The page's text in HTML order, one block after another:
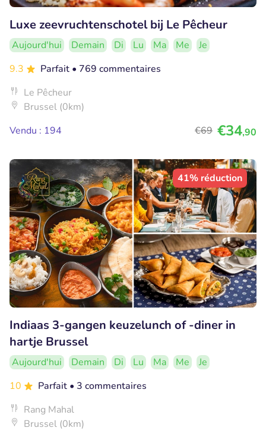
Luxe zeevruchtenschotel bij Le Pêcheur
Aujourd'hui Demain Di Lu Ma Me
Je
9.3
Parfait • 769 commentaires
Le Pêcheur
Brussel (0km)
Vendu : 194
€69 €34,90
41% réduction
Indiaas 3-gangen keuzelunch of -diner in
hartje Brussel
Aujourd'hui Demain Di Lu Ma Me
Je
10
Parfait • 3 commentaires
Rang Mahal
Brussel (0km)